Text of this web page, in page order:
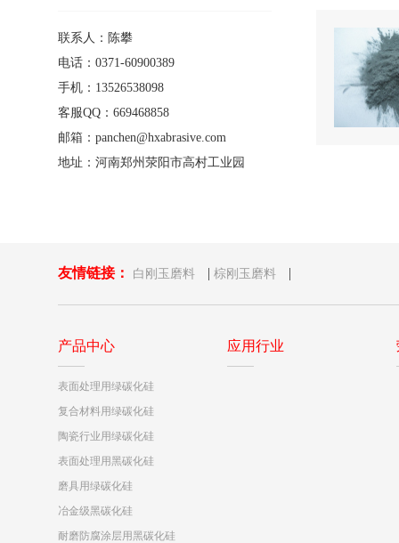
联系人：陈攀
电话：0371-60900389
手机：13526538098
客服QQ：669468858
邮箱：panchen@hxabrasive.com
地址：河南郑州荥阳市高村工业园
友情链接： 白刚玉磨料 | 棕刚玉磨料 |
产品中心
表面处理用绿碳化硅
复合材料用绿碳化硅
陶瓷行业用绿碳化硅
表面处理用黑碳化硅
磨具用绿碳化硅
冶金级黑碳化硅
耐磨防腐涂层用黑碳化硅
应用行业